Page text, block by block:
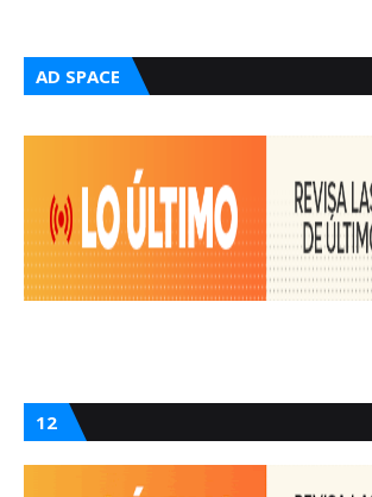
AD SPACE
12